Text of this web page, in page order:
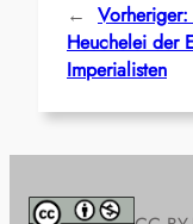
← Vorheriger:
Heuchelei der
Imperialisten